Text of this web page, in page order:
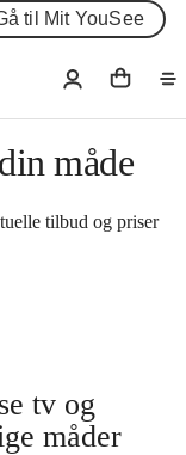
til Mit YouSee
måde
tilbud og priser
tv og
måder